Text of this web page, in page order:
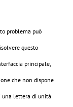
problema può
questo
principale,
che non dispone
una lettera di unità